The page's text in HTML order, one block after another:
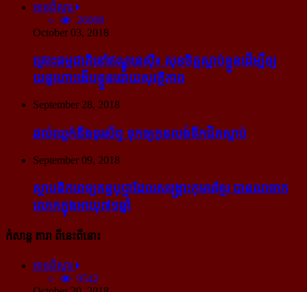
អានពិស្ដារ
26008
October 03, 2018
គ្រោះធម្មជាតិនៅឥណ្ឌូនេស៊ី៖ សុខចិត្ត​ស្លាប់​ខ្លួន​ដើម្បី​ឲ្យ​
យន្ដហោះ​ងើប​ខ្លួន​ដោយ​សុវត្ថិភាព
September 28, 2018
រវល់​ឈ្លក់​នឹង​ទូរស័ព្ទ ទុក​ឲ្យ​កូន​លង់​ទឹក​ជិត​ស្លាប់
September 09, 2018
ស្ថាបនិក​ពេទ្យ​គន្ធបុប្ផា​ដែល​សង្គ្រោះ​កុមារ​ខ្មែរ​ បាន​លាចាក​
លោក​ក្នុង​អាយុ​៧១ឆ្នាំ
កំសាន្ដ តារា ពីនេះពីនោះ
អានពិស្ដារ
9542